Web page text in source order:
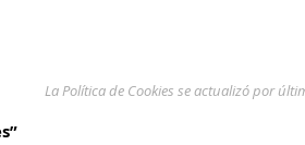
La Política de Cookies se actualizó por